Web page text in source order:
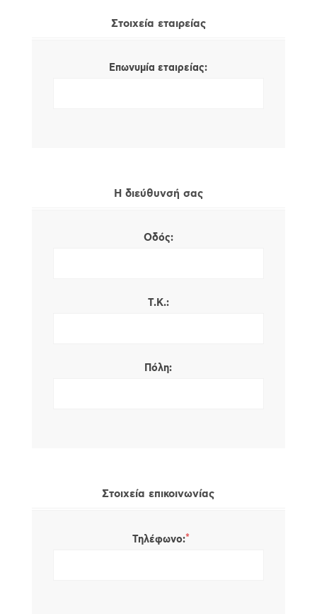
Στοιχεία εταιρείας
Επωνυμία εταιρείας:
Η διεύθυνσή σας
Οδός:
Τ.Κ.:
Πόλη:
Στοιχεία επικοινωνίας
Τηλέφωνο:*